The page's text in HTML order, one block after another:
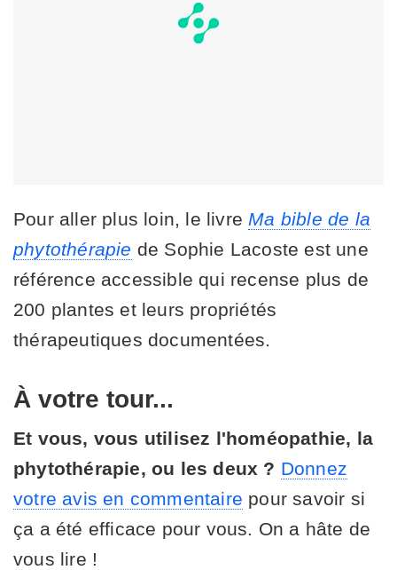
Pour aller plus loin, le livre Ma bible de la
phytothérapie de Sophie Lacoste est une
référence accessible qui recense plus de
200 plantes et leurs propriétés
thérapeutiques documentées.
À votre tour...
Et vous, vous utilisez l'homéopathie, la
phytothérapie, ou les deux ? Donnez
votre avis en commentaire pour savoir si
ça a été efficace pour vous. On a hâte de
vous lire !